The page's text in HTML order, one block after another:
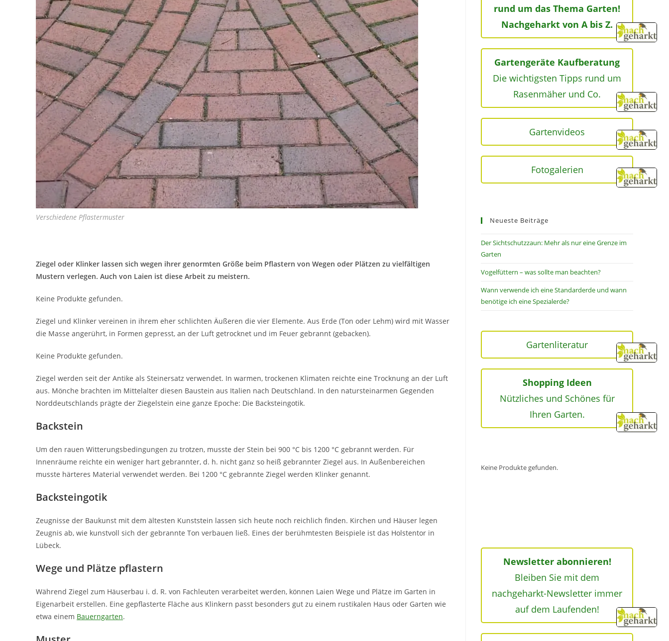
Verschiedene Pflastermuster
Ziegel oder Klinker lassen sich wegen ihrer genormten Größe beim Pflastern von Wegen oder Plätzen zu vielfältigen
Mustern verlegen. Auch von Laien ist diese Arbeit zu meistern.
Keine Produkte gefunden.
Ziegel und Klinker vereinen in ihrem eher schlichten Äußeren die vier Elemente. Aus Erde (Ton oder Lehm) wird mit Wasser
die Masse angerührt, in Formen gepresst, an der Luft getrocknet und im Feuer gebrannt (gebacken).
Keine Produkte gefunden.
Ziegel werden seit der Antike als Steinersatz verwendet. In warmen, trockenen Klimaten reichte eine Trocknung an der Luft
aus. Mönche brachten im Mittelalter diesen Baustein aus Italien nach Deutschland. In den natursteinarmen Gegenden
Norddeutschlands prägte der Ziegelstein eine ganze Epoche: Die Backsteingotik.
Backstein
Um den rauen Witterungsbedingungen zu trotzen, musste der Stein bei 900 °C bis 1200 °C gebrannt werden. Für
Innenräume reichte ein weniger hart gebrannter, d. h. nicht ganz so heiß gebrannter Ziegel aus. In Außenbereichen
musste härteres Material verwendet werden. Bei 1200 °C gebrannte Ziegel werden Klinker genannt.
Backsteingotik
Zeugnisse der Baukunst mit dem ältesten Kunststein lassen sich heute noch reichlich finden. Kirchen und Häuser legen
Zeugnis ab, wie kunstvoll sich der gebrannte Ton verbauen ließ. Eines der berühmtesten Beispiele ist das Holstentor in
Lübeck.
Wege und Plätze pflastern
Während Ziegel zum Häuserbau i. d. R. von Fachleuten verarbeitet werden, können Laien Wege und Plätze im Garten in
Eigenarbeit erstellen. Eine gepflasterte Fläche aus Klinkern passt besonders gut zu einem rustikalen Haus oder Garten wie
etwa einem Bauerngarten.
rund um das Thema Garten!
Nachgeharkt von A bis Z.
Gartengeräte Kaufberatung
Die wichtigsten Tipps rund um
Rasenmäher und Co.
Gartenvideos
Fotogalerien
Neueste Beiträge
Der Sichtschutzzaun: Mehr als nur eine Grenze im
Garten
Vogelfüttern – was sollte man beachten?
Wann verwende ich eine Standarderde und wann
benötige ich eine Spezialerde?
Gartenliteratur
Shopping Ideen
Nützliches und Schönes für
Ihren Garten.
Keine Produkte gefunden.
Newsletter abonnieren!
Bleiben Sie mit dem
nachgeharkt-Newsletter immer
auf dem Laufenden!